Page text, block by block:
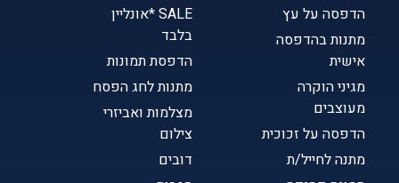
הדפסה על עץ
מתנות בהדפסה
אישית
מגיני הוקרה
מעוצבים
הדפסה על זכוכית
מתנה לחייל/ת
SALE *אונליין
בלבד
הדפסת תמונות
מתנות לחג הפסח
מצלמות ואביזרי
צילום
דובים